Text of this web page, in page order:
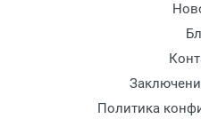
Политика